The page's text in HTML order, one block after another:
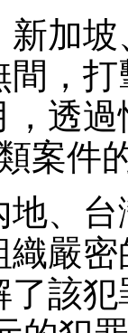
加
，
，透
案件
地、
嚴
該